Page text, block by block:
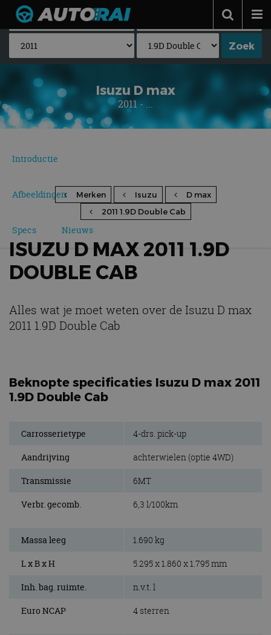
Autonieuws
Podcast
Autotests
Automerken
Adverteren
Contact
Isuzu D max
2011 - ...
Introductie
Afbeeldingen
Specs Nieuws
Merken Isuzu
D max
2011 1.9D Double Cab
ISUZU D MAX 2011 1.9D
DOUBLE CAB
Alles wat je moet weten over de Isuzu D max
2011 1.9D Double Cab
Beknopte specificaties Isuzu D max 2011
1.9D Double Cab
Carrosserietype 4-drs. pick-up
Aandrijving achterwielen (optie 4WD)
Transmissie 6MT
Verbr. gecomb. 6,3 l/100km
Massa leeg 1.690 kg
L x B x H 5.295 x 1.860 x 1.795 mm
Inh. bag. ruimte. n.v.t. l
Euro NCAP 4 sterren